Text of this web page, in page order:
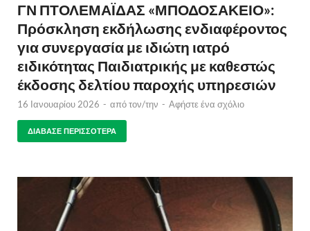
ΓΝ ΠΤΟΛΕΜΑΪΔΑΣ «ΜΠΟΔΟΣΑΚΕΙΟ»:
Πρόσκληση εκδήλωσης ενδιαφέροντος
για συνεργασία με ιδιώτη ιατρό
ειδικότητας Παιδιατρικής με καθεστώς
έκδοσης δελτίου παροχής υπηρεσιών
16 Ιανουαρίου 2026 - από τον/την - Αφήστε ένα σχόλιο
ΔΙΆΒΑΣΕ ΠΕΡΙΣΣΌΤΕΡΑ